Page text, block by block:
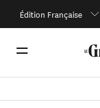
Édition Française